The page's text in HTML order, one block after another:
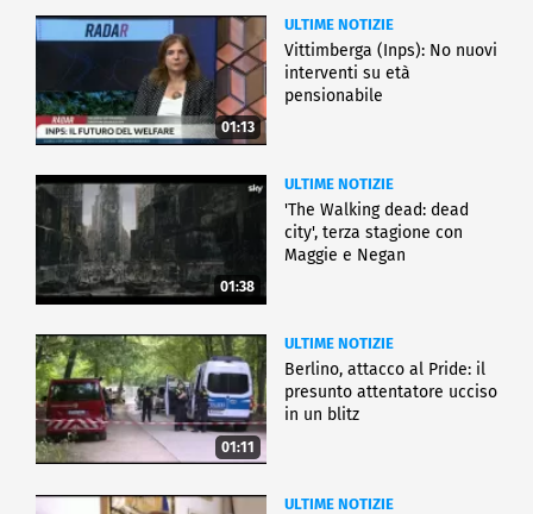
01:13
ULTIME NOTIZIE
Vittimberga (Inps): No nuovi
interventi su età
pensionabile
01:38
ULTIME NOTIZIE
'The Walking dead: dead
city', terza stagione con
Maggie e Negan
01:11
ULTIME NOTIZIE
Berlino, attacco al Pride: il
presunto attentatore ucciso
in un blitz
ULTIME NOTIZIE